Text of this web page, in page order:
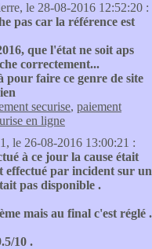
le 28-08-2016 12:52:20 :
pas car la référence est
que l'état ne soit aps
correctement...
pour faire ce genre de site
securise, paiement
en ligne
le 26-08-2016 13:00:21 :
à ce jour la cause était
effectué par incident sur un
pas disponible .
mais au final c'est réglé .
10 .